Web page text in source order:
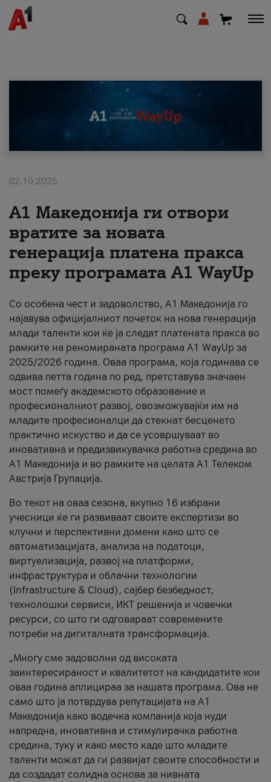
SQ
Поддршка
Надополни кредит
Плати сметка
#ПодобарОнлајн
02.10.2025
А1 Македонија ги отвори
вратите за новата
генерација платена пракса
преку програмата A1 WayUp
Со особена чест и задоволство, А1 Македонија го
најавува официјалниот почеток на нова генерација
млади таленти кои ќе ја следат платената пракса во
рамките на реномираната програма A1 WayUp за
2025/2026 година. Оваа програма, која годинава се
одвива петта година по ред, претставува значаен
мост помеѓу академското образование и
професионалниот развој, овозможувајќи им на
младите професионалци да стекнат бесценето
практично искуство и да се усовршуваат во
иновативна и предизвикувачка работна средина во
А1 Македонија и во рамките на целата А1 Телеком
Австрија Групација.
Во текот на оваа сезона, вкупно 16 избрани
учесници ќе ги развиваат своите експертизи во
клучни и перспективни домени како што се
автоматизацијата, анализа на податоци,
виртуелизација, развој на платформи,
инфраструктура и облачни технологии
(Infrastructure & Cloud), сајбер безбедност,
технолошки сервиси, ИКТ решенија и човечки
ресурси, со што ги одговараат современите
потреби на дигиталната трансформација.
„Многу сме задоволни од високата
заинтересираност и квалитетот на кандидатите кои
оваа година аплицираа за нашата програма. Ова не
само што ја потврдува репутацијата на А1
Македонија како водечка компанија која нуди
напредна, иновативна и стимулирачка работна
средина, туку и како место каде што младите
таленти можат да ги развијат своите способности и
да создадат солидна основа за нивната